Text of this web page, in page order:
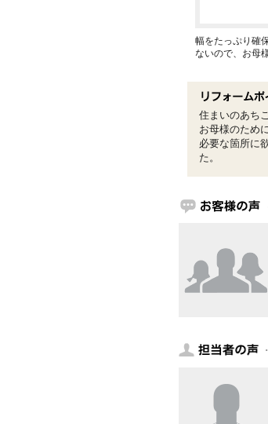
幅をたっぷり確
ないので、お母
住まいのあち
お母様のため
必要な箇所に
た。